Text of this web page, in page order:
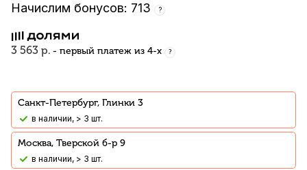
Начислим бонусов: 713 ?
3 563 р. - первый платеж из 4-х ?
Санкт-Петербург, Глинки 3
В наличии, > 3 шт.
Москва, Тверской б-р 9
В наличии, > 3 шт.